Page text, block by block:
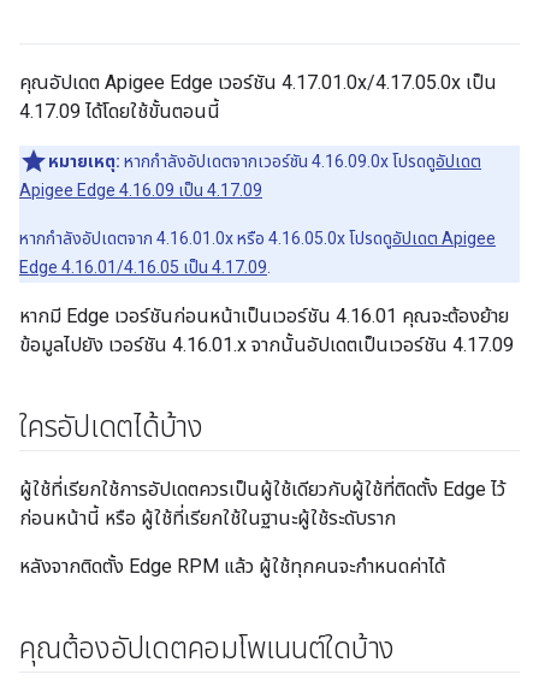
คุณอัปเดต Apigee Edge เวอร์ชัน 4.17.01.0x/4.17.05.0x เป็น
4.17.09 ได้โดยใช้ขั้นตอนนี้
หมายเหตุ: หากกำลังอัปเดตจากเวอร์ชัน 4.16.09.0x โปรดดูอัปเดต
Apigee Edge 4.16.09 เป็น 4.17.09
หากกำลังอัปเดตจาก 4.16.01.0x หรือ 4.16.05.0x โปรดดูอัปเดต Apigee
Edge 4.16.01/4.16.05 เป็น 4.17.09
หากมี Edge เวอร์ชันก่อนหน้าเป็นเวอร์ชัน 4.16.01 คุณจะต้องย้าย
ข้อมูลไปยัง เวอร์ชัน 4.16.01.x จากนั้นอัปเดตเป็นเวอร์ชัน 4.17.09
ใครอัปเดตได้บ้าง
ผู้ใช้ที่เรียกใช้การอัปเดตควรเป็นผู้ใช้เดียวกับผู้ใช้ที่ติดตั้ง Edge ไว้
ก่อนหน้านี้ หรือ ผู้ใช้ที่เรียกใช้ในฐานะผู้ใช้ระดับราก
หลังจากติดตั้ง Edge RPM แล้ว ผู้ใช้ทุกคนจะกำหนดค่าได้
คุณต้องอัปเดตคอมโพเนนต์ใดบ้าง